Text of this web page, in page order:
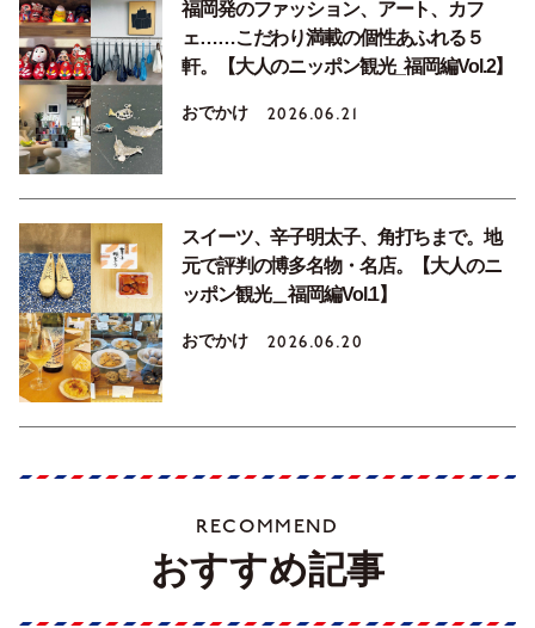
福岡発のファッション、アート、カフ
ェ……こだわり満載の個性あふれる５
軒。【大人のニッポン観光_福岡編Vol.2】
おでかけ 2026.06.21
スイーツ、辛子明太子、角打ちまで。地
元で評判の博多名物・名店。【大人のニ
ッポン観光＿福岡編Vol.1】
おでかけ 2026.06.20
RECOMMEND
おすすめ記事